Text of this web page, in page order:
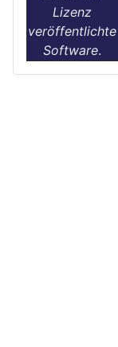
Lizenz
veröffentlichte
Software.